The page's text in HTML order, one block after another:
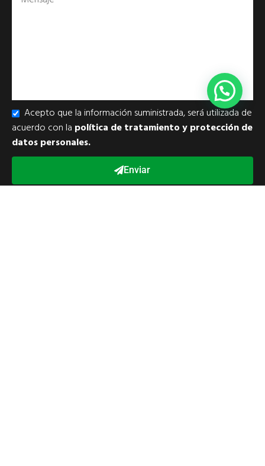
Acepto que la información suministrada, será utilizada de
acuerdo con la política de tratamiento y protección de
datos personales.
Enviar